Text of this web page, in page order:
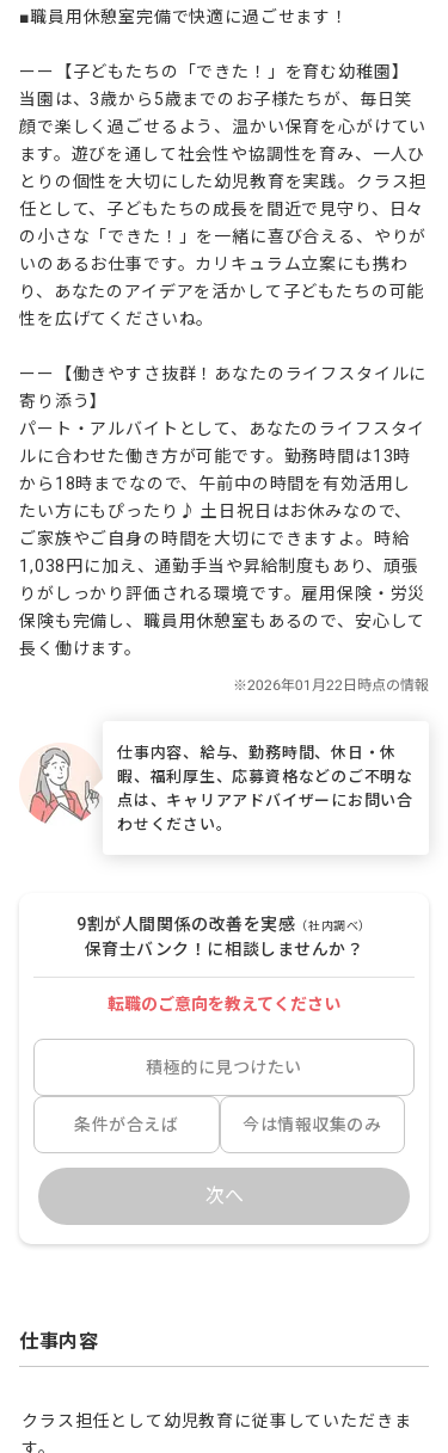
■職員用休憩室完備で快適に過ごせます！
ーー【子どもたちの「できた！」を育む幼稚園】
当園は、3歳から5歳までのお子様たちが、毎日笑
顔で楽しく過ごせるよう、温かい保育を心がけてい
ます。遊びを通して社会性や協調性を育み、一人ひ
とりの個性を大切にした幼児教育を実践。クラス担
任として、子どもたちの成長を間近で見守り、日々
の小さな「できた！」を一緒に喜び合える、やりが
いのあるお仕事です。カリキュラム立案にも携わ
り、あなたのアイデアを活かして子どもたちの可能
性を広げてくださいね。
ーー【働きやすさ抜群！あなたのライフスタイルに
寄り添う】
パート・アルバイトとして、あなたのライフスタイ
ルに合わせた働き方が可能です。勤務時間は13時
から18時までなので、午前中の時間を有効活用し
たい方にもぴったり♪ 土日祝日はお休みなので、
ご家族やご自身の時間を大切にできますよ。時給
1,038円に加え、通勤手当や昇給制度もあり、頑張
りがしっかり評価される環境です。雇用保険・労災
保険も完備し、職員用休憩室もあるので、安心して
長く働けます。
仕事内容、給与、勤務時間、休日・休
暇、福利厚生、応募資格などのご不明な
点は、キャリアアドバイザーにお問い合
わせください。
9割が人間関係の改善を実感 （社内調べ）
保育士バンク！に相談しませんか？
転職のご意向を教えてください
積極的に見つけたい
条件が合えば 今は情報収集のみ
次へ
仕事内容
クラス担任として幼児教育に従事していただきま
す。